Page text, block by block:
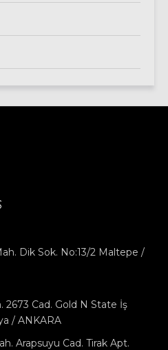
Dik Sok. No:13/2 Maltepe /
2673 Cad. Gold N State İş
/ ANKARA
Arapsuyu Cad. Tirak Apt.